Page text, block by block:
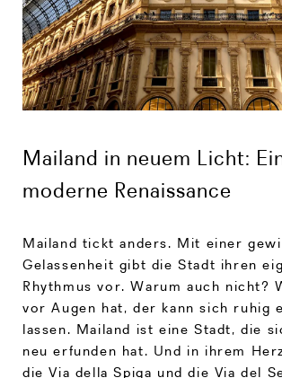
Mailand in neuem Licht:
moderne Renaissance
Mailand tickt anders. Mit einer
Gelassenheit gibt die Stadt ihren
Rhythmus vor. Warum auch nicht?
vor Augen hat, der kann sich ruhig
lassen. Mailand ist eine Stadt, die
neu erfunden hat. Und in ihrem
die Via della Spiga und die Via del